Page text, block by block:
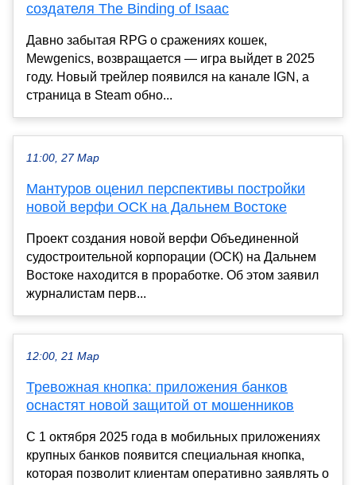
создателя The Binding of Isaac
Давно забытая RPG о сражениях кошек,
Mewgenics, возвращается — игра выйдет в 2025
году. Новый трейлер появился на канале IGN, а
страница в Steam обно...
11:00, 27 Мар
Мантуров оценил перспективы постройки
новой верфи ОСК на Дальнем Востоке
Проект создания новой верфи Объединенной
судостроительной корпорации (ОСК) на Дальнем
Востоке находится в проработке. Об этом заявил
журналистам перв...
12:00, 21 Мар
Тревожная кнопка: приложения банков
оснастят новой защитой от мошенников
С 1 октября 2025 года в мобильных приложениях
крупных банков появится специальная кнопка,
которая позволит клиентам оперативно заявлять о